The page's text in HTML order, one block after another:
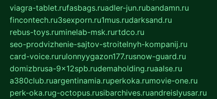
viagra-tablet.rufasbags.ruadler-jun.rubandamn.ru
fincontech.ru3sexporn.ru1mus.rudarksand.ru
rebus-toys.ruminelab-msk.rurtdco.ru
seo-prodvizhenie-sajtov-stroitelnyh-kompanij.ru
card-voice.rurulonnyygazon177.rusnow-guard.ru
domizbrusa-9x12spb.rudemaholding.ruaalse.ru
a380club.ruargentinamia.ruperkoka.rumovie-one.ru
perk-oka.rug-octopus.rusibarchives.ruandreislyusar.ru